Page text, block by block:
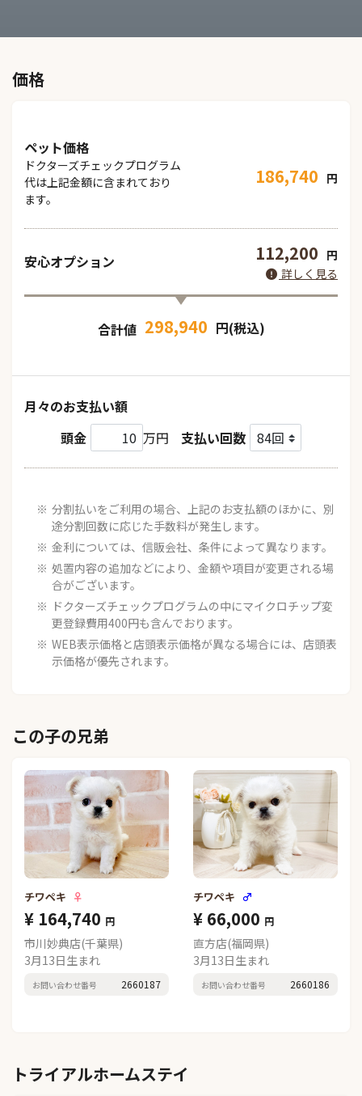
価格
ペット価格
ドクターズチェックプログラム
代は上記金額に含まれており
ます。
186,740 円
安心オプション 112,200 円
詳しく見る
合計値 298,940 円(税込)
月々のお支払い額
頭金
万円 支払い回数
分割払いをご利用の場合、上記のお支払額のほかに、別
途分割回数に応じた手数料が発生します。
金利については、信販会社、条件によって異なります。
処置内容の追加などにより、金額や項目が変更される場
合がございます。
ドクターズチェックプログラムの中にマイクロチップ変
更登録費用400円も含んでおります。
WEB表示価格と店頭表示価格が異なる場合には、店頭表
示価格が優先されます。
この子の兄弟
チワペキ ♀
¥ 164,740 円
市川妙典店(千葉県)
3月13日生まれ
お問い合わせ番号 2660187
チワペキ ♂
¥ 66,000 円
直方店(福岡県)
3月13日生まれ
お問い合わせ番号 2660186
トライアルホームステイ